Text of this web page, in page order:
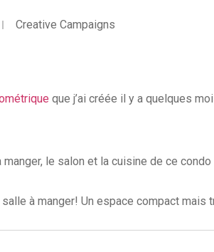
Creative Campaigns
que j’ai créée il y a quelques
le salon et la cuisine de ce
à manger! Un espace compact